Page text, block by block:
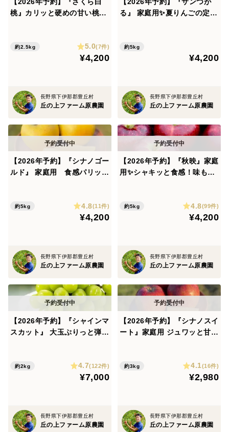
桃』カリッと硬めの甘い桃！
約2.5kg 5.0(7件)
¥4,200
長野県下伊那郡豊丘村
丘の上ファーム原農園
る』 家庭用✨夏りんごの定番
約5kg
¥4,200
長野県下伊那郡豊丘村
丘の上ファーム原農園
【2026年予約】『シナノゴー
ルド』 家庭用 食感パリッと
約5kg 4.8(11件)
¥4,200
長野県下伊那郡豊丘村
丘の上ファーム原農園
【2026年予約】『秋映』家庭
用✨シャキッと食感！味も色
約5kg 4.8(99件)
¥4,200
長野県下伊那郡豊丘村
丘の上ファーム原農園
【2026年予約】『シャインマ
スカット』 大玉ぷりっと弾け
約2kg 4.7(122件)
¥7,000
長野県下伊那郡豊丘村
丘の上ファーム原農園
【2026年予約】『シナノスイ
ート』家庭用 ジュワッと甘〜
約3kg 4.1(16件)
¥2,980
長野県下伊那郡豊丘村
丘の上ファーム原農園